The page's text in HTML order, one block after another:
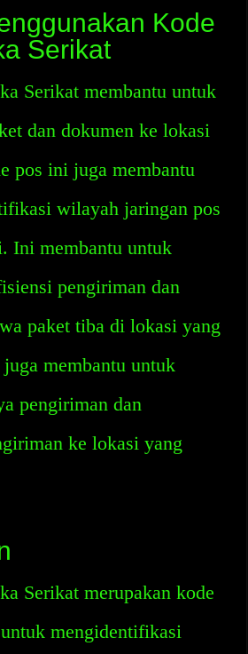
Kode
Serikat
Serikat membantu untuk
dan dokumen ke lokasi
pos ini juga membantu
wilayah jaringan pos
Ini membantu untuk
pengiriman dan
paket tiba di lokasi yang
membantu untuk
pengiriman dan
ke lokasi yang
Serikat merupakan kode
mengidentifikasi